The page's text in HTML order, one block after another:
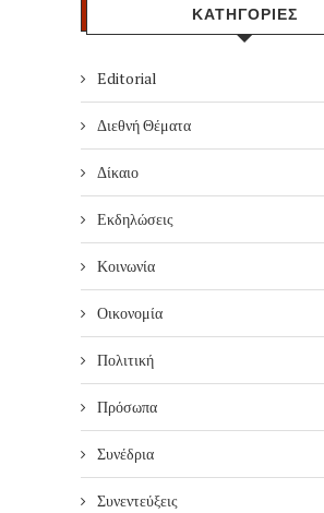
ΚΑΤΗΓΟΡΙΕΣ
Editorial
Διεθνή Θέματα
Δίκαιο
Εκδηλώσεις
Κοινωνία
Οικονομία
Πολιτική
Πρόσωπα
Συνέδρια
Συνεντεύξεις